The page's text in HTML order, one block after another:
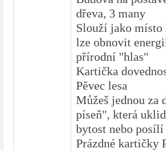
dřeva, 3 many
Slouží jako místo
lze obnovit
přírodní "hlas"
Kartička
Pěvec lesa
Můžeš jednou za
píseň", která
bytost nebo
Prázdné kartičky